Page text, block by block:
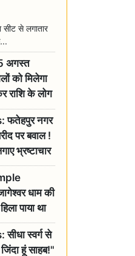
सीट से लगातार
अगस्त
को मिलेगा
राशि के लोग
फतेहपुर नगर
पर बवाल !
भ्रष्टाचार
धाम की
पाया था
है इसका
स्वर्ग से
हूं साहब!"